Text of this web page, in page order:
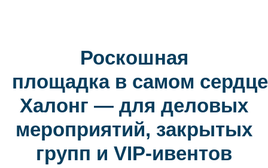
Роскошная
площадка в самом
Халонг — для деловых
мероприятий, закрытых
групп и VIP-ивентов